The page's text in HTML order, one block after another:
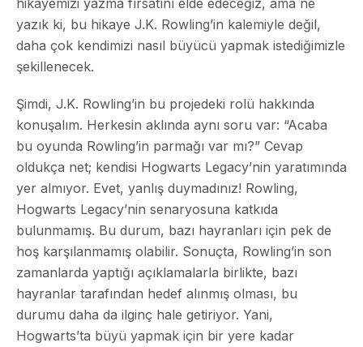
yazık ki, bu hikaye J.K. Rowling’in kalemiyle değil,
daha çok kendimizi nasıl büyücü yapmak istediğimizle
şekillenecek.
Şimdi, J.K. Rowling’in bu projedeki rolü hakkında
konuşalım. Herkesin aklında aynı soru var: “Acaba
bu oyunda Rowling’in parmağı var mı?” Cevap
oldukça net; kendisi Hogwarts Legacy’nin yaratımında
yer almıyor. Evet, yanlış duymadınız! Rowling,
Hogwarts Legacy’nin senaryosuna katkıda
bulunmamış. Bu durum, bazı hayranları için pek de
hoş karşılanmamış olabilir. Sonuçta, Rowling’in son
zamanlarda yaptığı açıklamalarla birlikte, bazı
hayranlar tarafından hedef alınmış olması, bu
durumu daha da ilginç hale getiriyor. Yani,
Hogwarts’ta büyü yapmak için bir yere kadar